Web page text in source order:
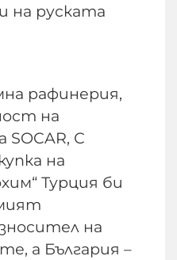
на руската
рафинерия,
на
SOCAR, С
на
Турция би
на
а България –